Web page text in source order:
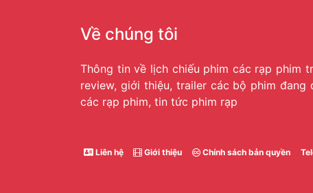
Về chúng tôi
Thông tin về lịch chiếu phim các rạp phim
review, giới thiệu, trailer các bộ phim đang
các rạp phim, tin tức phim rạp
Liên hệ Giới thiệu Chính sách bản quyền